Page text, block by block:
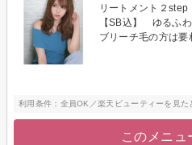
リートメント２
【SB込】 ゆるふ
ブリーチ毛の方は要
利用条件：全員OK／楽天ビューティーを見た
このメニュ